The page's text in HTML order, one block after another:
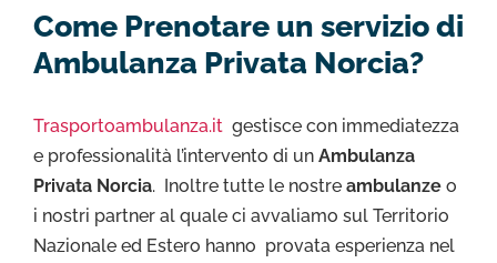
Come Prenotare un servizio di
Ambulanza Privata Norcia?
Trasportoambulanza.it gestisce con immediatezza
e professionalità l’intervento di un Ambulanza
Privata Norcia. Inoltre tutte le nostre ambulanze o
i nostri partner al quale ci avvaliamo sul Territorio
Nazionale ed Estero hanno provata esperienza nel